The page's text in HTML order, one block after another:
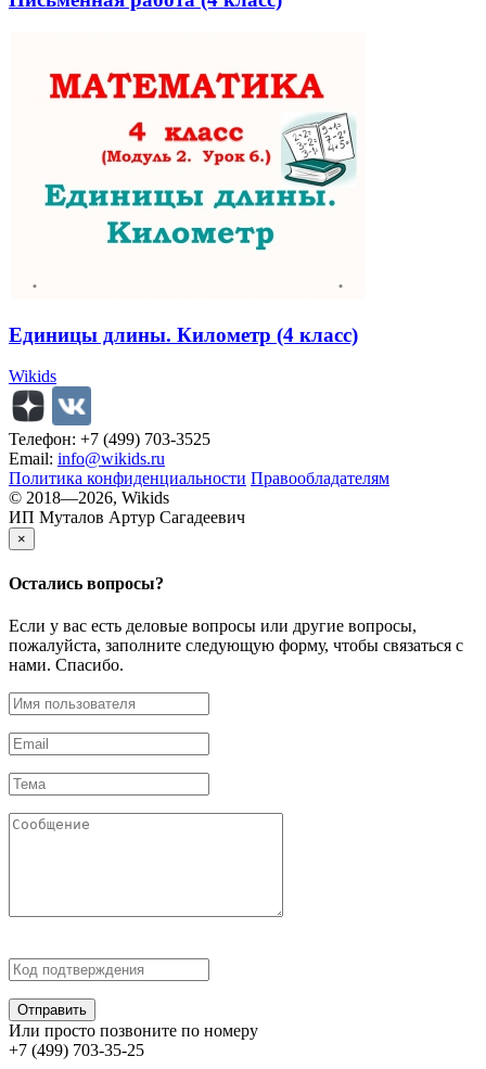
Единицы длины. Километр (4 класс)
Wikids
Телефон: +7 (499) 703-3525
Email: info@wikids.ru
Политика конфиденциальности Правообладателям
© 2018—2026, Wikids
ИП Муталов Артур Сагадеевич
×
Остались вопросы?
Если у вас есть деловые вопросы или другие вопросы,
пожалуйста, заполните следующую форму, чтобы связаться с
нами. Спасибо.
Отправить
Или просто позвоните по номеру
+7 (499) 703-35-25